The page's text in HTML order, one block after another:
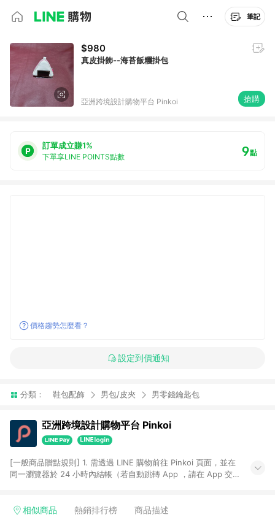
筆記
$980
真皮掛飾--海苔飯糰掛包
亞洲跨境設計購物平台 Pinkoi 搶購
訂單成立賺1%
下單享LINE POINTS點數 9點
價格趨勢怎麼看？
設定到價通知
分類： 鞋包配飾 男包/皮夾 男零錢鑰匙包
亞洲跨境設計購物平台 Pinkoi
[一般商品贈點規則] 1. 需透過 LINE 購物前往 Pinkoi 頁面，並在
同一瀏覽器於 24 小時內結帳（若自動跳轉 App ，請在 App 交
回饋訂單不得享有 Pinkoi 站方優惠，例如首購優惠，P coins，
相似商品 熱銷排行榜 商品描述